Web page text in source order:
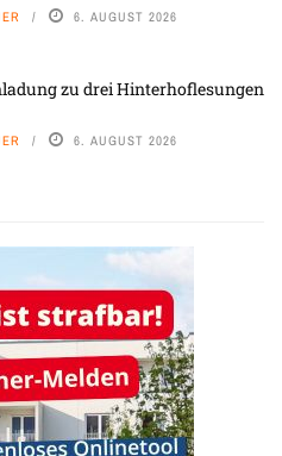
6. AUGUST 2026
zu drei Hinterhoflesungen
6. AUGUST 2026